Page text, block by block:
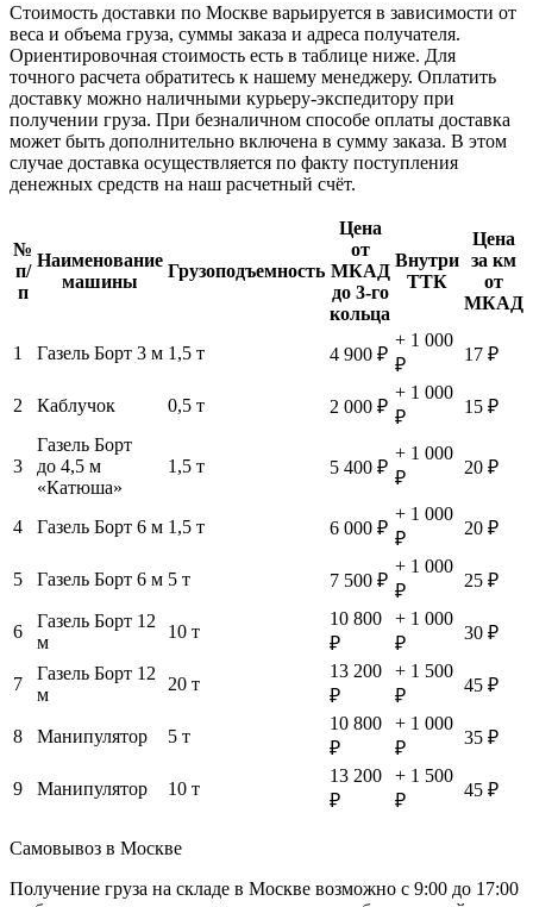
Стоимость доставки по Москве варьируется в зависимости от
веса и объема груза, суммы заказа и адреса получателя.
Ориентировочная стоимость есть в таблице ниже. Для
точного расчета обратитесь к нашему менеджеру. Оплатить
доставку можно наличными курьеру-экспедитору при
получении груза. При безналичном способе оплаты доставка
может быть дополнительно включена в сумму заказа. В этом
случае доставка осуществляется по факту поступления
денежных средств на наш расчетный счёт.
№
п/
п
Наименование
машины
Грузоподъемность
Цена
от
МКАД
до 3-го
кольца
Внутри
ТТК
Цена
за км
от
МКАД
1 Газель Борт 3 м 1,5 т 4 900 ₽
+ 1 000
₽
17 ₽
2 Каблучок 0,5 т 2 000 ₽
+ 1 000
₽
15 ₽
3
Газель Борт
до 4,5 м
«Катюша»
1,5 т 5 400 ₽
+ 1 000
₽
20 ₽
4 Газель Борт 6 м 1,5 т 6 000 ₽
+ 1 000
₽
20 ₽
5 Газель Борт 6 м 5 т 7 500 ₽
+ 1 000
₽
25 ₽
6
Газель Борт 12
м
10 т
10 800
₽
+ 1 000
₽
30 ₽
7
Газель Борт 12
м
20 т
13 200
₽
+ 1 500
₽
45 ₽
8 Манипулятор 5 т
10 800
₽
+ 1 000
₽
35 ₽
9 Манипулятор 10 т
13 200
₽
+ 1 500
₽
45 ₽
Самовывоз в Москве
Получение груза на складе в Москве возможно с 9:00 до 17:00